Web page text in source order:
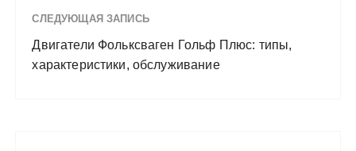
СЛЕДУЮЩАЯ ЗАПИСЬ
Двигатели Фольксваген Гольф Плюс: типы,
характеристики, обслуживание